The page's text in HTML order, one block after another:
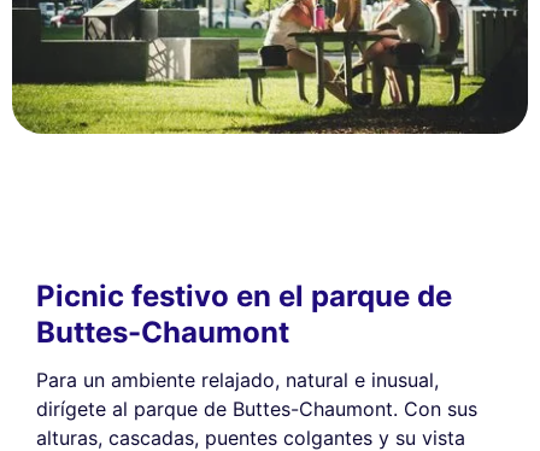
Picnic festivo en el parque de
Buttes-Chaumont
Para un ambiente relajado, natural e inusual,
dirígete al parque de Buttes-Chaumont. Con sus
alturas, cascadas, puentes colgantes y su vista